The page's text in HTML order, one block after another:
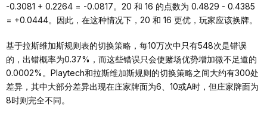
-0.3081 + 0.2264 = -0.0817。20 和 16 的点数为 0.4829 - 0.4385
= +0.0444。因此，在这种情况下，20 和 16 更优，玩家应该换牌。
基于拉斯维加斯规则表的切换策略，每10万次中只有548次是错误
的，出错概率为0.37%，而这些错误只会使赌场优势增加微不足道的
0.0002%。Playtech和拉斯维加斯规则的切换策略之间大约有300处
差异，其中大部分差异出现在庄家牌面为6、10或A时，但庄家牌面为
8时则完全不同。